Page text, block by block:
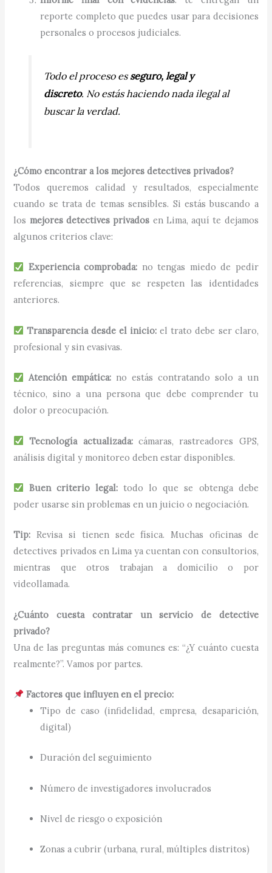
reporte completo que puedes usar para decisiones
personales o procesos judiciales.
Todo el proceso es seguro, legal y
discreto. No estás haciendo nada ilegal al
buscar la verdad.
¿Cómo encontrar a los mejores detectives privados?
Todos queremos calidad y resultados, especialmente
cuando se trata de temas sensibles. Si estás buscando a
los mejores detectives privados en Lima, aquí te dejamos
algunos criterios clave:
Experiencia comprobada: no tengas miedo de pedir
referencias, siempre que se respeten las identidades
anteriores.
Transparencia desde el inicio: el trato debe ser claro,
profesional y sin evasivas.
Atención empática:no estás contratando solo a un
técnico, sino a una persona que debe comprender tu
dolor o preocupación.
Tecnología actualizada:cámaras, rastreadores GPS,
análisis digital y monitoreo deben estar disponibles.
Buen criterio legal: todo lo que se obtenga debe
poder usarse sin problemas en un juicio o negociación.
Tip: Revisa si tienen sede física. Muchas oficinas de
detectives privados en Lima ya cuentan con consultorios,
mientras que otros trabajan a domicilio o por
videollamada.
¿Cuánto cuesta contratar un servicio de detective
privado?
Una de las preguntas más comunes es: “¿Y cuánto cuesta
realmente?”. Vamos por partes.
Factores que influyen en el precio:
Tipo de caso (infidelidad, empresa, desaparición,
digital)
Duración del seguimiento
Número de investigadores involucrados
Nivel de riesgo o exposición
Zonas a cubrir (urbana, rural, múltiples distritos)